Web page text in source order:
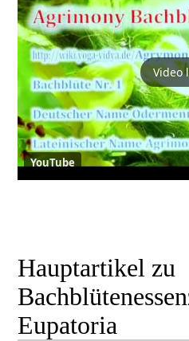
Video
YouTube
Hauptartikel zu
Eupatoria